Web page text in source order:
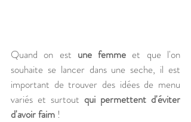
Quand on est une femme et que l'on
souhaite se lancer dans une seche, il est
important de trouver des idées de menu
variés et surtout qui permettent d'éviter
d'avoir faim !